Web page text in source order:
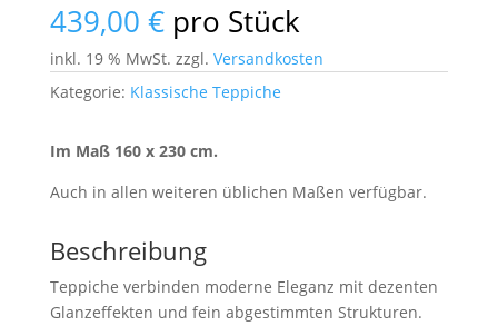
439,00 € pro Stück
inkl. 19 % MwSt. zzgl. Versandkosten
Kategorie: Klassische Teppiche
Im Maß 160 x 230 cm.
Auch in allen weiteren üblichen Maßen verfügbar.
Beschreibung
Teppiche verbinden moderne Eleganz mit dezenten
Glanzeffekten und fein abgestimmten Strukturen.